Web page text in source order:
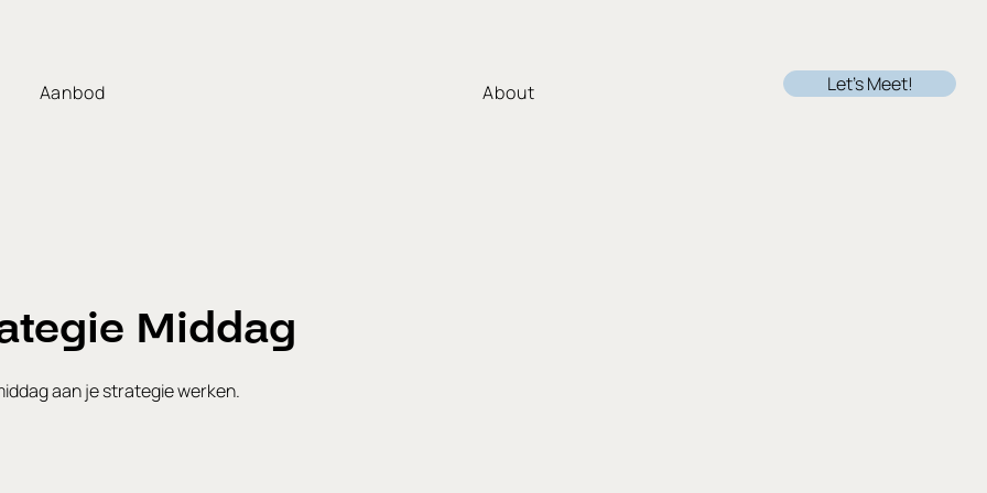
Aanbod About Let's Meet!
Middag
aan je strategie werken.